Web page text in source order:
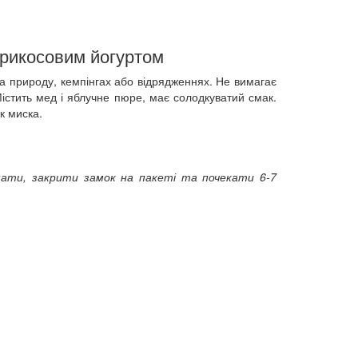
йогуртом
природу, кемпінгах або відрядженнях. Не вимагає
мед і яблучне пюре, має солодкуватий смак.
миска.
закрити замок на пакеті та почекати 6-7